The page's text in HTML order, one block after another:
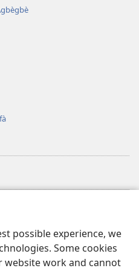
possible experience, we
Some cookies
website work and cannot